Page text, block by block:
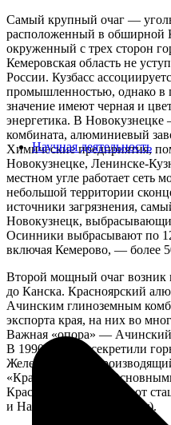
Научная деятельность
Самый крупный очаг —
расположенный в обширной
окруженный с трех сторон
Кемеровская область не
России. Кузбасс
промышленностью, однако в
значение имеют черная и
энергетика. В Новокузнецке
комбината, алюминиевый
Химические предприятия,
Новокузнецке, Ленинске-
местном угле работает
небольшой территории
источники загрязнения,
Новокузнецк,
Осинники выбрасывают по
включая Кемерово, — более
Второй мощный очаг возник
до Канска. Красноярский
Ачинским глиноземным
экспорта края, на них во
Важная «опора» —
В 1990-х гг. рассекретили
Железногорске,
«Красноярск-26»).
Красноярск (165 тыс. т от
и Назарово (50 и 62 тыс. т).